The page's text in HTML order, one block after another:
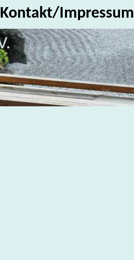
Kontakt/Impressum